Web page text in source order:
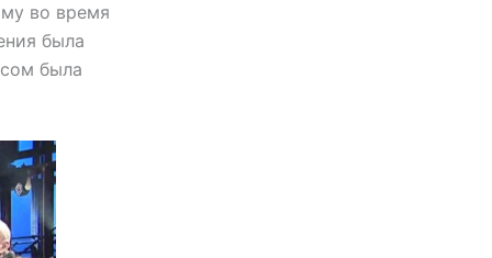
во время
была
была